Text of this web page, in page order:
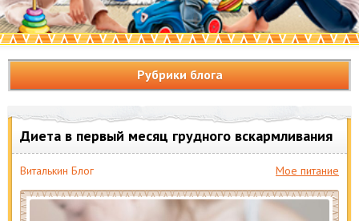
Рубрики блога
Диета в первый месяц грудного вскармливания
Виталькин Блог Мое питание